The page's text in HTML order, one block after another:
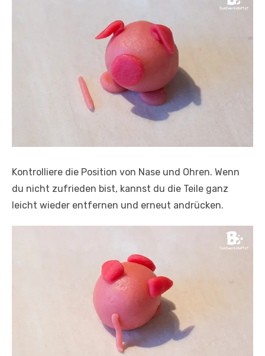
Kontrolliere die Position von Nase und Ohren. Wenn
du nicht zufrieden bist, kannst du die Teile ganz
leicht wieder entfernen und erneut andrücken.